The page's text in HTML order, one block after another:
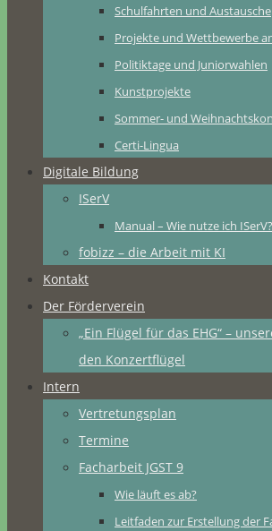
Schulfahrten und Austausche
Projekte und Wettbewerbe
Politiktage und Juniorwahlen
Kunstprojekte
Sommer- und
Certi-Lingua
Digitale Bildung
ISerV
Manual – Wie nutze ich ISerV?
fobizz – die Arbeit mit KI
Kontakt
Der Förderverein
„Ein Flügel für das EHG“ –
den Konzertflügel
Intern
Vertretungsplan
Termine
Facharbeit JGST 9
Wie läuft es ab?
Leitfaden zur Erstellung der